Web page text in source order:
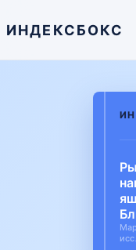
ИНДЕКСБОКС